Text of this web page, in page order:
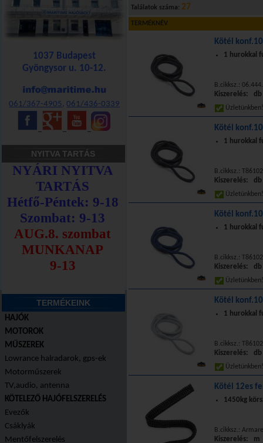
1037 Budapest
Gyöngysor u. 10-12.
061/367-4905,061/436-0339
NYITVA TARTÁS
TERMÉKEINK
HAJÓK
MOTOROK
MŰSZEREK
Lowrance halradarok, gps-ek
Motorműszerek
TV,audio, antenna
KÖTELEZŐ HAJÓFELSZERELÉS
Evezők
Csáklyák
Mentőfelszerelés
Találatok száma: 27
TERMÉKNÉV
Kötél
1 hurokkal
B.cikksz.:
Kiszerelés: db
Kötél
1 hurokkal
B.cikksz.:
Kiszerelés: db
Kötél
1 hurokkal
B.cikksz.:
Kiszerelés: db
Kötél
1 hurokkal
B.cikksz.:
Kiszerelés: db
Kötél 12es
1450kg
B.cikksz.:
Kiszerelés: m